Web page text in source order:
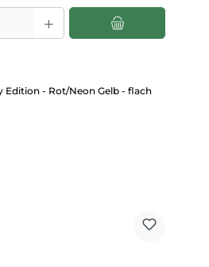
gewünschten Wert ein oder benutze die